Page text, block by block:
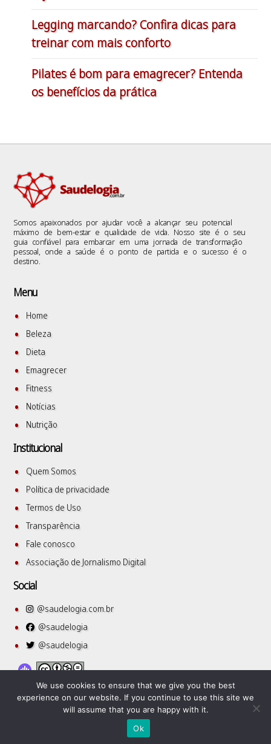
Legging marcando? Confira dicas para
treinar com mais conforto
Pilates é bom para emagrecer? Entenda
os benefícios da prática
Somos apaixonados por ajudar você a alcançar seu potencial
máximo de bem-estar e qualidade de vida. Nosso site é o seu
guia confiável para embarcar em uma jornada de transformação
pessoal, onde a saúde é o ponto de partida e o sucesso é o
destino.
Menu
Home
Beleza
Dieta
Emagrecer
Fitness
Notícias
Nutrição
Institucional
Quem Somos
Política de privacidade
Termos de Uso
Transparência
Fale conosco
Associação de Jornalismo Digital
Social
@saudelogia.com.br
@saudelogia
@saudelogia
| WordPress Theme by
We use cookies to ensure that we give you the best
experience on our website. If you continue to use this site we
will assume that you are happy with it.
Ok